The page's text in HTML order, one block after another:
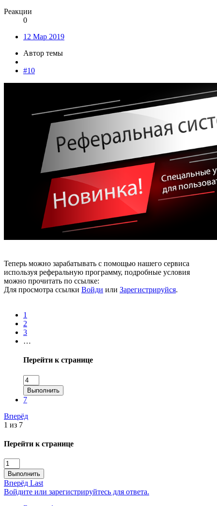
Реакции
0
12 Мар 2019
Автор темы
#10
Теперь можно зарабатывать с помощью нашего сервиса
используя реферальную программу, подробные условия
можно прочитать по ссылке:
Для просмотра ссылки Войди или Зарегистрируйся.
1
2
3
…
Перейти к странице
Выполнить
7
Вперёд
1 из 7
Перейти к странице
Выполнить
Вперёд Last
Войдите или зарегистрируйтесь для ответа.